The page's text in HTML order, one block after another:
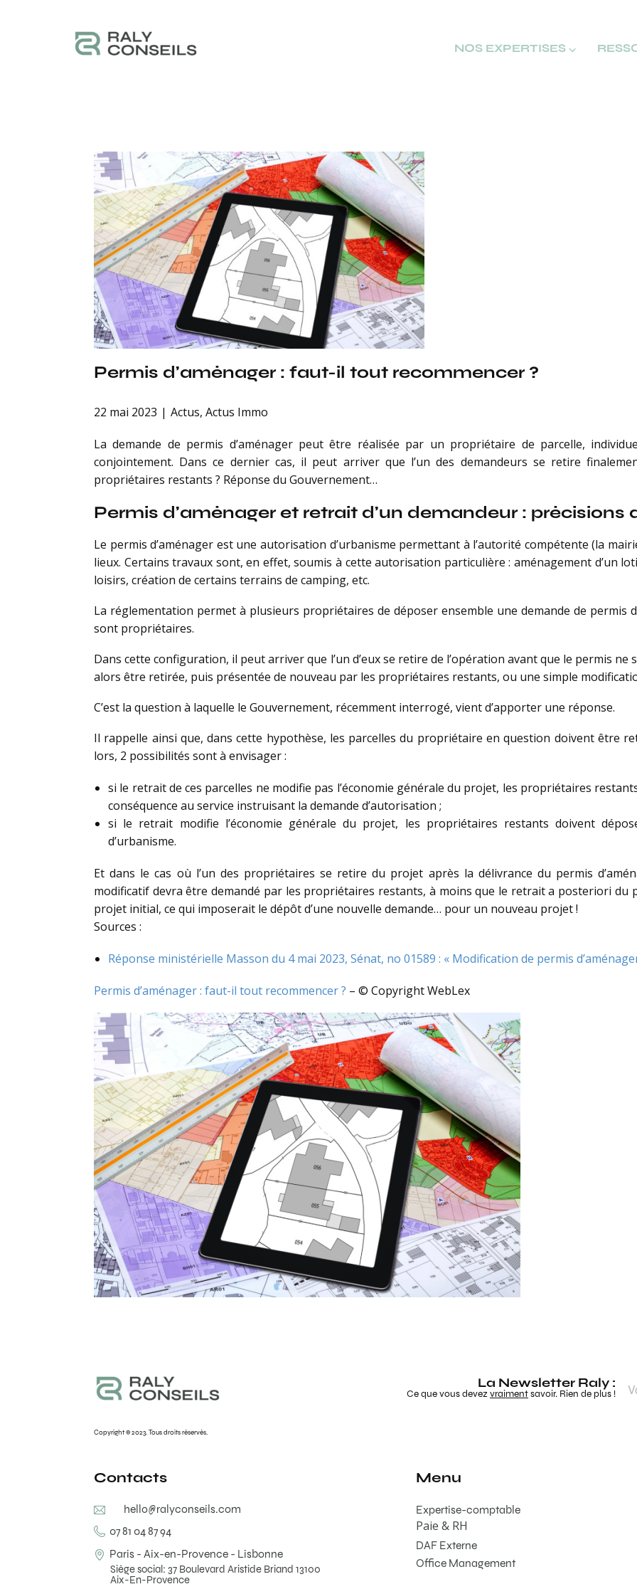
NOS EXPERTISES ⌵
Permis d’aménager : faut-il tout recommencer ?
22 mai 2023 Actus, Actus Immo
La demande de permis d’aménager peut être réalisée par un propriétaire de parcelle,
conjointement. Dans ce dernier cas, il peut arriver que l’un des demandeurs se retire
propriétaires restants ? Réponse du Gouvernement…
Permis d’aménager et retrait d’un demandeur :
Le permis d’aménager est une autorisation d’urbanisme permettant à l’autorité compétente (la
lieux. Certains travaux sont, en effet, soumis à cette autorisation particulière : aménagement d’un
loisirs, création de certains terrains de camping, etc.
La réglementation permet à plusieurs propriétaires de déposer ensemble une demande de permis
sont propriétaires.
Dans cette configuration, il peut arriver que l’un d’eux se retire de l’opération avant que le permis
alors être retirée, puis présentée de nouveau par les propriétaires restants, ou une simple
C’est la question à laquelle le Gouvernement, récemment interrogé, vient d’apporter une réponse.
Il rappelle ainsi que, dans cette hypothèse, les parcelles du propriétaire en question doivent être
lors, 2 possibilités sont à envisager :
si le retrait de ces parcelles ne modifie pas l’économie générale du projet, les propriétaires
conséquence au service instruisant la demande d’autorisation ;
si le retrait modifie l’économie générale du projet, les propriétaires restants doivent
d’urbanisme.
Et dans le cas où l’un des propriétaires se retire du projet après la délivrance du permis
modificatif devra être demandé par les propriétaires restants, à moins que le retrait a posteriori du
projet initial, ce qui imposerait le dépôt d’une nouvelle demande… pour un nouveau projet !
Sources :
Réponse ministérielle Masson du 4 mai 2023, Sénat, no 01589 : « Modification de permis
Permis d’aménager : faut-il tout recommencer ? – © Copyright WebLex
La Newsletter Raly :
Ce que vous devezvraimentsavoir. Rien de plus !
Copyright © 2023. Tous droits réservés.
Contacts
hello@ralyconseils.com
07 81 04 87 94
Paris - Aix-en-Provence - Lisbonne
Siège social: 37 Boulevard Aristide Briand 13100
Aix-En-Provence
Menu
Expertise-comptable
DAF Externe
Office Management
Paie & RH